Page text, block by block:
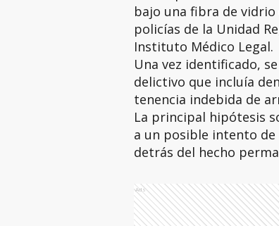
bajo una fibra de
policías de la Unidad
Instituto Médico Legal.
Una vez identificado,
delictivo que incluía
tenencia indebida de
La principal hipótesis
a un posible intento
detrás del hecho
Ads